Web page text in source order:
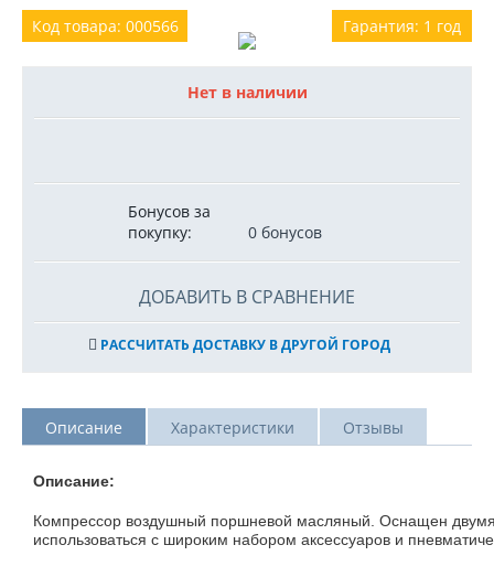
Гарантия: 1 год
Код товара: 000566
Нет в наличии
Бонусов за
покупку:
0 бонусов
ДОБАВИТЬ В СРАВНЕНИЕ
РАССЧИТАТЬ ДОСТАВКУ В ДРУГОЙ ГОРОД
Описание Характеристики Отзывы
Описание:
Компрессор воздушный поршневой масляный. Оснащен
использоваться с широким набором аксессуаров и